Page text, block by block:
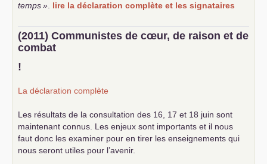
temps» lire la déclaration complète et les signataires
(2011) Communistes de cœur, de raison et de
combat
!
La déclaration complète
Les résultats de la consultation des 16, 17 et 18 juin sont
maintenant connus. Les enjeux sont importants et il nous
faut donc les examiner pour en tirer les enseignements qui
nous seront utiles pour l’avenir.